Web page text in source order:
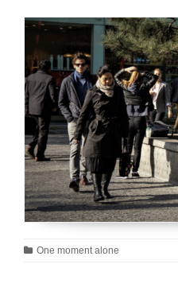
One moment alone